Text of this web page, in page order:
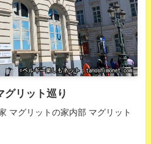
リット巡り
マグリットの家内部 マグリット